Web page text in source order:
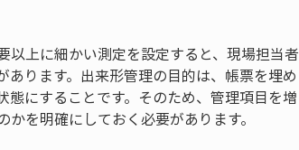
上に細かい測定を設定すると、現場担当者
ります。出来形管理の目的は、帳票を埋め
にすることです。そのため、管理項目を増
を明確にしておく必要があります。